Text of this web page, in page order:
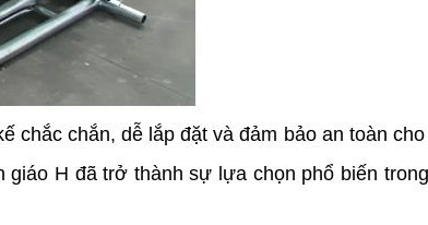
chắc chắn, dễ lắp đặt và đảm bảo an toàn
H đã trở thành sự lựa chọn phổ biến